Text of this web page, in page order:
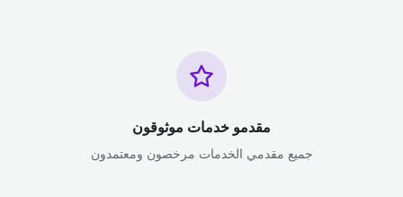
مقدمو خدمات موثوقون
جميع مقدمي الخدمات مرخصون ومعتمدون